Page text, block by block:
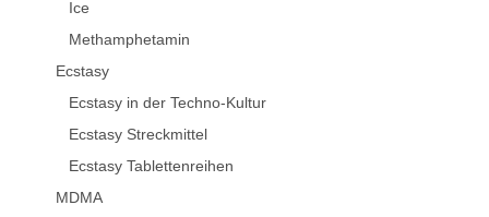
Ice
Methamphetamin
Ecstasy
Ecstasy in der Techno-Kultur
Ecstasy Streckmittel
Ecstasy Tablettenreihen
MDMA